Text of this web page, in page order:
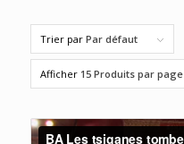
Trier par Par défaut
Afficher 15 Produits par page